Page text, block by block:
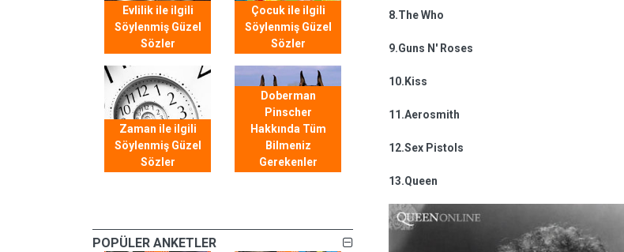
Evlilik ile ilgili
Söylenmiş Güzel
Sözler
Çocuk ile ilgili
Söylenmiş Güzel
Sözler
Zaman ile ilgili
Söylenmiş Güzel
Sözler
Doberman
Pinscher
Hakkında Tüm
Bilmeniz
Gerekenler
POPÜLER ANKETLER
8.The Who
9.Guns N' Roses
10.Kiss
11.Aerosmith
12.Sex Pistols
13.Queen